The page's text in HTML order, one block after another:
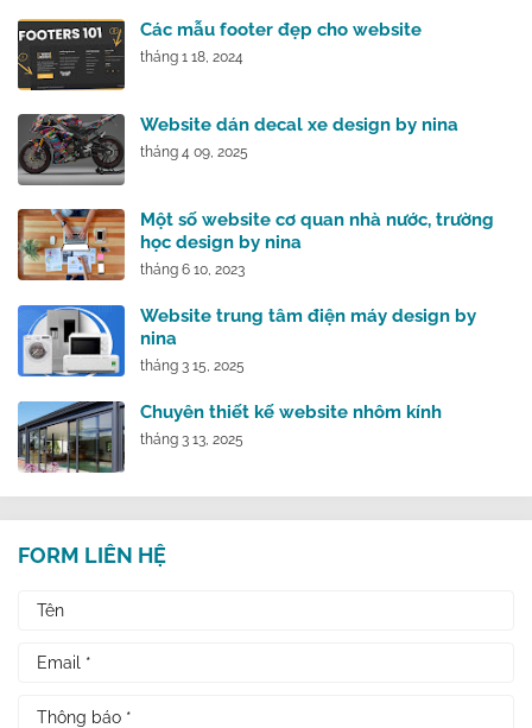
Các mẫu footer đẹp cho website
tháng 1 18, 2024
Website dán decal xe design by nina
tháng 4 09, 2025
Một số website cơ quan nhà nước, trường
học design by nina
tháng 6 10, 2023
Website trung tâm điện máy design by
nina
tháng 3 15, 2025
Chuyên thiết kế website nhôm kính
tháng 3 13, 2025
FORM LIÊN HỆ